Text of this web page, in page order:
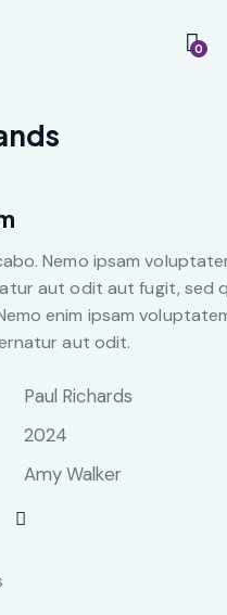
0
Nemo ipsam
aut odit aut fugit, sed
enim ipsam
aut odit.
Paul Richards
2024
Amy Walker